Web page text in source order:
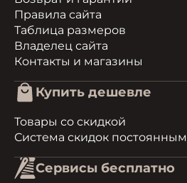
Правила сайта
Таблица размеров
Владелец сайта
Контакты и магазины
Купить дешевле
Товары со скидкой
Система скидок
Сервисы бесплатно